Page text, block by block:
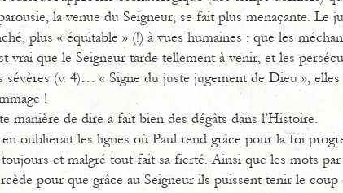
la venue du Seigneur, se fait plus menaçante. Le
plus « équitable » (!) à vues humaines : que les
vrai que le Seigneur tarde tellement à venir, et les
sévères (v. 4)… « Signe du juste jugement de Dieu »,
!
manière de dire a fait bien des dégâts dans l’Histoire.
oublierait les lignes où Paul rend grâce pour la foi
et malgré tout fait sa fierté. Ainsi que les mots par
pour que grâce au Seigneur ils puissent tenir le coup